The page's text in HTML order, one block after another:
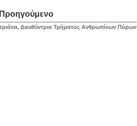
Διευθύντρια Τμήματος Ανθρωπίνων Πόρων